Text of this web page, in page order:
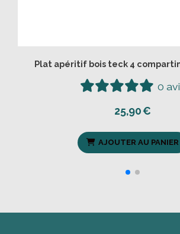
AJOUTER AU PANIER